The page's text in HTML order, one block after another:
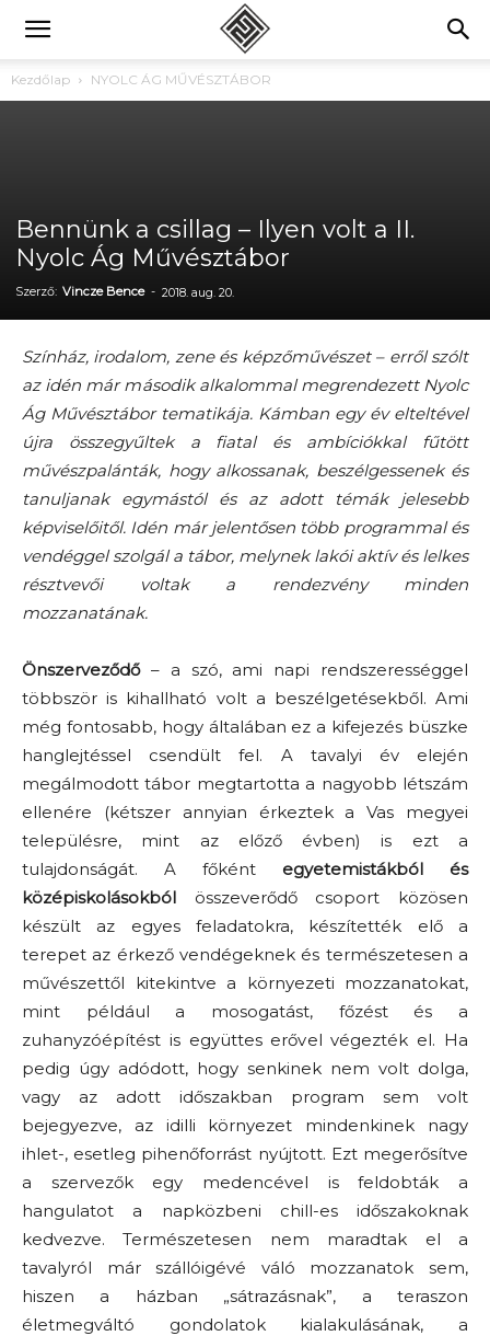
Kezdőlap NYOLC ÁG MŰVÉSZTÁBOR
Bennünk a csillag – Ilyen volt a II.
Nyolc Ág Művésztábor
Szerző: Vincze Bence - 2018. aug. 20.
Színház, irodalom, zene és képzőművészet – erről szólt
az idén már második alkalommal megrendezett Nyolc
Ág Művésztábor tematikája. Kámban egy év elteltével
újra összegyűltek a fiatal és ambíciókkal fűtött
művészpalánták, hogy alkossanak, beszélgessenek és
tanuljanak egymástól és az adott témák jelesebb
képviselőitől. Idén már jelentősen több programmal és
vendéggel szolgál a tábor, melynek lakói aktív és lelkes
résztvevői voltak a rendezvény minden
mozzanatának.
Önszerveződő– a szó, ami napi rendszerességgel
többször is kihallható volt a beszélgetésekből. Ami
még fontosabb, hogy általában ez a kifejezés büszke
hanglejtéssel csendült fel. A tavalyi év elején
megálmodott tábor megtartotta a nagyobb létszám
ellenére (kétszer annyian érkeztek a Vas megyei
településre, mint az előző évben) is ezt a
tulajdonságát. A főként egyetemistákból és
középiskolásokból összeverődő csoport közösen
készült az egyes feladatokra, készítették elő a
terepet az érkező vendégeknek és természetesen a
művészettől kitekintve a környezeti mozzanatokat,
mint például a mosogatást, főzést és a
zuhanyzóépítést is együttes erővel végezték el. Ha
pedig úgy adódott, hogy senkinek nem volt dolga,
vagy az adott időszakban program sem volt
bejegyezve, az idilli környezet mindenkinek nagy
ihlet-, esetleg pihenőforrást nyújtott. Ezt megerősítve
a szervezők egy medencével is feldobták a
hangulatot a napközbeni chill-es időszakoknak
kedvezve. Természetesen nem maradtak el a
tavalyról már szállóigévé váló mozzanatok sem,
hiszen a házban „sátrazásnak”, a teraszon
életmegváltó gondolatok kialakulásának, a